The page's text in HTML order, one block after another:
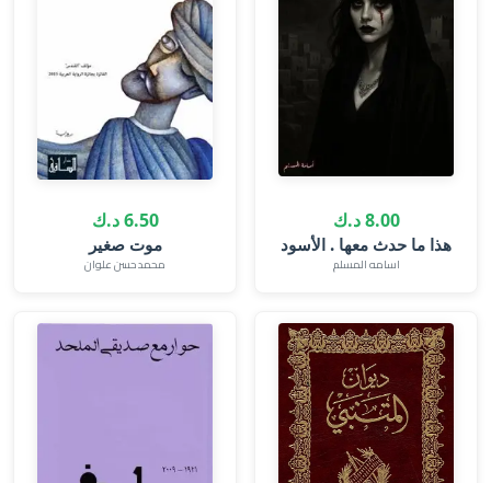
8.00 د.ك
هذا ما حدث معها . الأسود
اسامه المسلم
6.50 د.ك
موت صغير
محمد حسن علوان